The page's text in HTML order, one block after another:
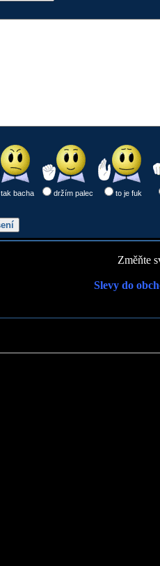
tak bacha držím palec
to je fuk
Změňte
Slevy do